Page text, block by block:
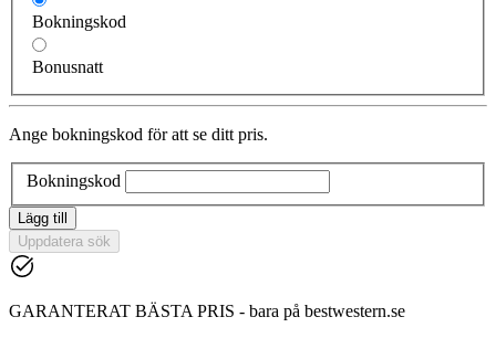
Bokningskod
Bonusnatt
Ange bokningskod för att se ditt pris.
Bokningskod
Lägg till
Uppdatera sök
GARANTERAT BÄSTA PRIS - bara på bestwestern.se